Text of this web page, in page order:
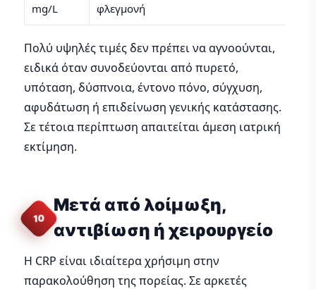
mg/L
φλεγμονή
Πολύ υψηλές τιμές δεν πρέπει να αγνοούνται,
ειδικά όταν συνοδεύονται από πυρετό,
υπόταση, δύσπνοια, έντονο πόνο, σύγχυση,
αφυδάτωση ή επιδείνωση γενικής κατάστασης.
Σε τέτοια περίπτωση απαιτείται άμεση ιατρική
εκτίμηση.
10
Μετά από λοίμωξη,
αντιβίωση ή χειρουργείο
Η CRP είναι ιδιαίτερα χρήσιμη στην
παρακολούθηση της πορείας. Σε αρκετές